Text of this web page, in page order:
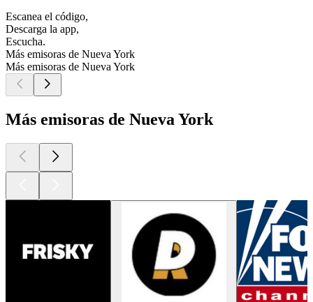
Escanea el código,
Descarga la app,
Escucha.
Más emisoras de Nueva York
Más emisoras de Nueva York
Más emisoras de Nueva York